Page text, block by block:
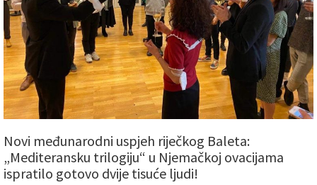
Novi međunarodni uspjeh riječkog Baleta:
„Mediteransku trilogiju“ u Njemačkoj ovacijama
ispratilo gotovo dvije tisuće ljudi!